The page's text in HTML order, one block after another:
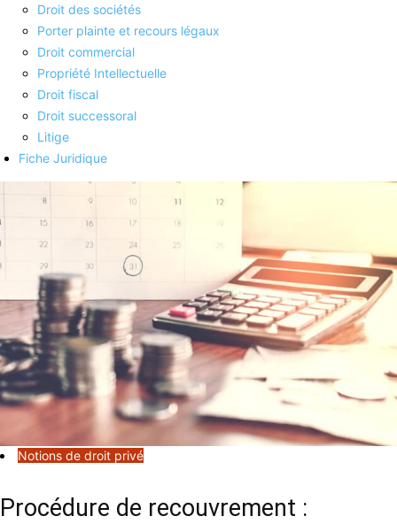
Droit des sociétés
Porter plainte et recours légaux
Droit commercial
Propriété Intellectuelle
Droit fiscal
Droit successoral
Litige
Fiche Juridique
Notions de droit privé
Procédure de recouvrement :